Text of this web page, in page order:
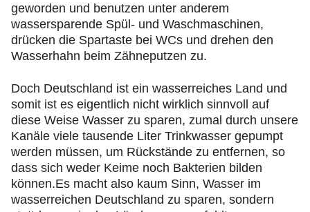
geworden und benutzen unter anderem
wassersparende Spül- und Waschmaschinen,
drücken die Spartaste bei WCs und drehen den
Wasserhahn beim Zähneputzen zu.
Doch Deutschland ist ein wasserreiches Land und
somit ist es eigentlich nicht wirklich sinnvoll auf
diese Weise Wasser zu sparen, zumal durch unsere
Kanäle viele tausende Liter Trinkwasser gepumpt
werden müssen, um Rückstände zu entfernen, so
dass sich weder Keime noch Bakterien bilden
können.Es macht also kaum Sinn, Wasser im
wasserreichen Deutschland zu sparen, sondern